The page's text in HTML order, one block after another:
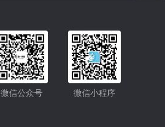
微信小程序
微信公众号
小程序更便捷的查找产品